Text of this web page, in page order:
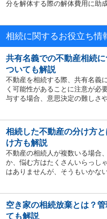
分を解体する際の解体費用に助
相続に関するお役立ち情
共有名義での不動産相続
ついても解説
不動産を相続する際、共有名義
く可能性があることに注意が必
与する場合、意思決定の難しさ
相続した不動産の分け方
け方も解説
不動産の相続人が複数いる場合
か、悩む方はたくさんいらっし
はありませんが、そうもいかな
空き家の相続放棄とは？
ても解説